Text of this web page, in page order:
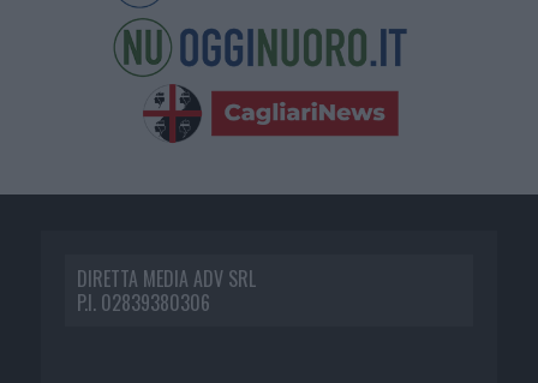
DIRETTA MEDIA ADV SRL
P.I. 02839380306